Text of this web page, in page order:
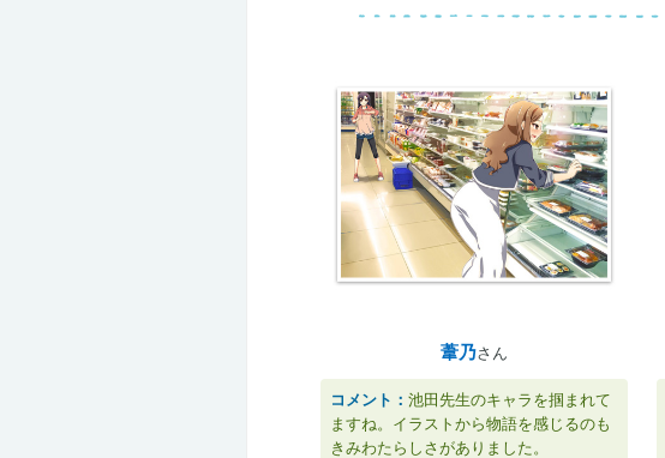
葦乃さん
コメント： 池田先生のキャラを掴まれて
ますね。イラストから物語を感じるのも
きみわたらしさがありました。